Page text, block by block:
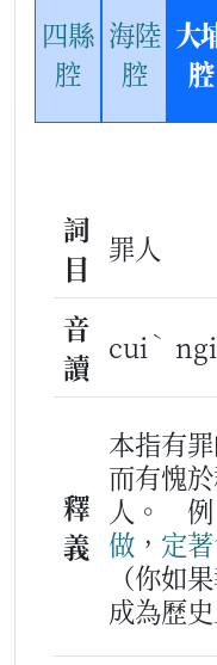
四縣
腔
海陸
腔
大
腔
詞
目
罪人
音
讀
cui ˋ
釋
義
本指有
而有愧
人。
例
做 ， 定著
（你如
成為歷